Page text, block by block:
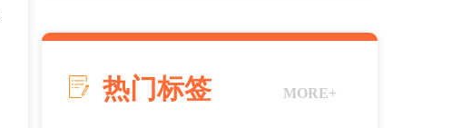
热门标签 MORE+